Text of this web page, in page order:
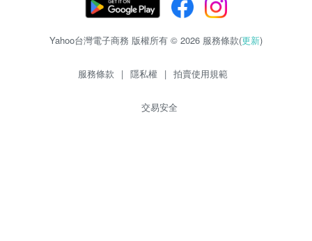
Yahoo台灣電子商務 版權所有 © 2026 服務條款(更新)
服務條款 | 隱私權 | 拍賣使用規範
交易安全